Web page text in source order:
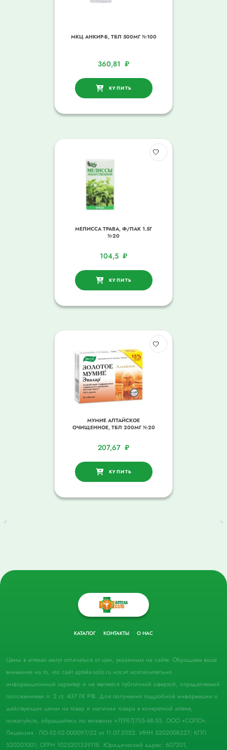
МКЦ АНКИР-Б, ТБЛ 500МГ №100
360,81 ₽
КУПИТЬ
МЕЛИССА ТРАВА, Ф/ПАК 1.5Г
№20
104,5 ₽
КУПИТЬ
МУМИЕ АЛТАЙСКОЕ
ОЧИЩЕННОЕ, ТБЛ 200МГ №20
207,67 ₽
КУПИТЬ
КАТАЛОГ КОНТАКТЫ О НАС
Цены в аптеках могут отличаться от цен, указанных на сайте. Обращаем ваше
внимание на то, что сайт apteka-solo.ru носит исключительно
информационный характер и не является публичной офертой, определяемой
положениями п. 2 ст. 437 ГК РФ. Для получения подробной информации о
действующих ценах на товар и наличии товара в конкретной аптеке,
пожалуйста, обращайтесь по телефону +7(987)755-48-55. ООО «СОЛО».
Лицензия - ЛО-52-02-000097/22 от 11.07.2022. ИНН 5202008227; КПП
520201001; ОГРН 1025201339118. Юридический адрес: 607201,